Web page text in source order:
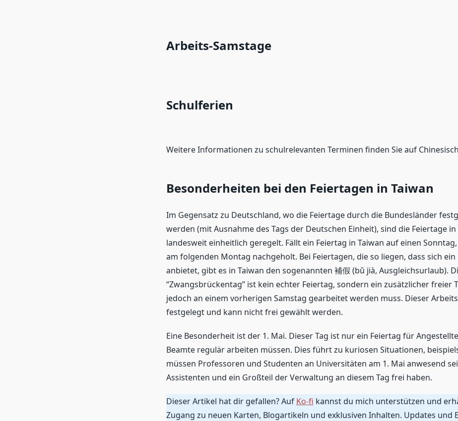
Arbeits-Samstage
Schulferien
Weitere Informationen zu schulrelevanten Terminen finden Sie auf Chinesisch
Besonderheiten bei den Feiertagen in Taiwan
Im Gegensatz zu Deutschland, wo die Feiertage durch die Bundesländer
werden (mit Ausnahme des Tags der Deutschen Einheit), sind die Feiertage in
landesweit einheitlich geregelt. Fällt ein Feiertag in Taiwan auf einen
am folgenden Montag nachgeholt. Bei Feiertagen, die so liegen, dass sich
anbietet, gibt es in Taiwan den sogenannten 補假 (bǔ jià, Ausgleichsurlaub).
“Zwangsbrückentag” ist kein echter Feiertag, sondern ein zusätzlicher freier
jedoch an einem vorherigen Samstag gearbeitet werden muss. Dieser
festgelegt und kann nicht frei gewählt werden.
Eine Besonderheit ist der 1. Mai. Dieser Tag ist nur ein Feiertag für
Beamte regulär arbeiten müssen. Dies führt zu kuriosen Situationen,
müssen Professoren und Studenten an Universitäten am 1. Mai anwesend
Assistenten und ein Großteil der Verwaltung an diesem Tag frei haben.
Dieser Artikel hat dir gefallen? Auf Ko-fi kannst du mich unterstützen und
Zugang zu neuen Karten, Blogartikeln und exklusiven Inhalten. Updates und